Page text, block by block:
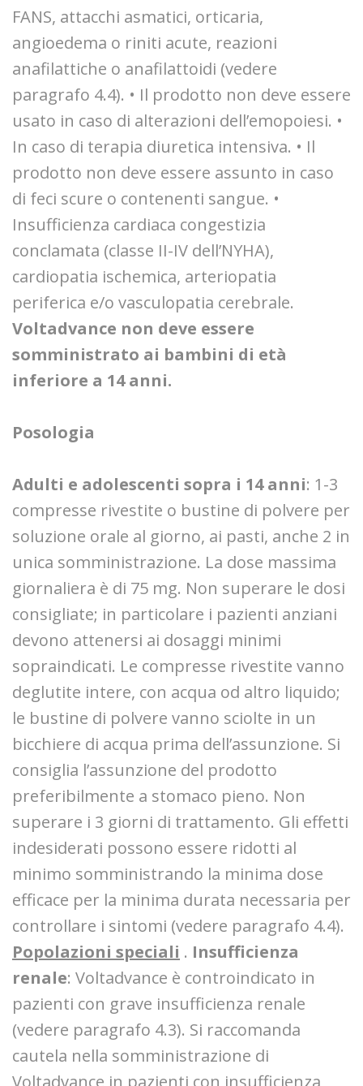
FANS, attacchi asmatici, orticaria,
angioedema o riniti acute, reazioni
anafilattiche o anafilattoidi (vedere
paragrafo 4.4). • Il prodotto non deve essere
usato in caso di alterazioni dell’emopoiesi. •
In caso di terapia diuretica intensiva. • Il
prodotto non deve essere assunto in caso
di feci scure o contenenti sangue. •
Insufficienza cardiaca congestizia
conclamata (classe II-IV dell’NYHA),
cardiopatia ischemica, arteriopatia
periferica e/o vasculopatia cerebrale.
Voltadvance non deve essere
somministrato ai bambini di età
inferiore a 14 anni.
Posologia
Adulti e adolescenti sopra i 14 anni: 1-3
compresse rivestite o bustine di polvere per
soluzione orale al giorno, ai pasti, anche 2 in
unica somministrazione. La dose massima
giornaliera è di 75 mg. Non superare le dosi
consigliate; in particolare i pazienti anziani
devono attenersi ai dosaggi minimi
sopraindicati. Le compresse rivestite vanno
deglutite intere, con acqua od altro liquido;
le bustine di polvere vanno sciolte in un
bicchiere di acqua prima dell’assunzione. Si
consiglia l’assunzione del prodotto
preferibilmente a stomaco pieno. Non
superare i 3 giorni di trattamento. Gli effetti
indesiderati possono essere ridotti al
minimo somministrando la minima dose
efficace per la minima durata necessaria per
controllare i sintomi (vedere paragrafo 4.4).
Popolazioni speciali . Insufficienza
renale: Voltadvance è controindicato in
pazienti con grave insufficienza renale
(vedere paragrafo 4.3). Si raccomanda
cautela nella somministrazione di
Voltadvance in pazienti con insufficienza